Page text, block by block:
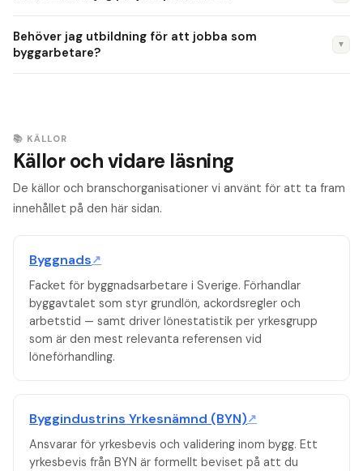
(antal lägenheter, kvm, km), din roll (betong, stomme, mark)
Behöver jag utbildning för att jobba som
byggarbetare?
▼
bättre lön.
📚 KÄLLOR
Källor och vidare läsning
De källor och branschorganisationer vi använt för att ta fram
innehållet på den här sidan.
Byggnads↗
Facket för byggnadsarbetare i Sverige. Förhandlar
byggavtalet som styr grundlön, ackordsregler och
arbetstid — samt driver lönestatistik per yrkesgrupp
som är den mest relevanta referensen vid
löneförhandling.
Byggindustrins Yrkesnämnd (BYN)↗
Ansvarar för yrkesbevis och validering inom bygg. Ett
yrkesbevis från BYN är formellt beviset på att du